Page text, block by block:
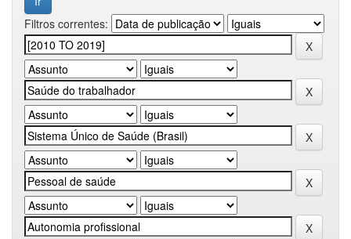
Filtros correntes: